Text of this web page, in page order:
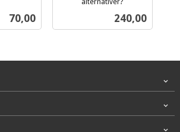
Pris
70,00
alternativer?
Pris
240,00